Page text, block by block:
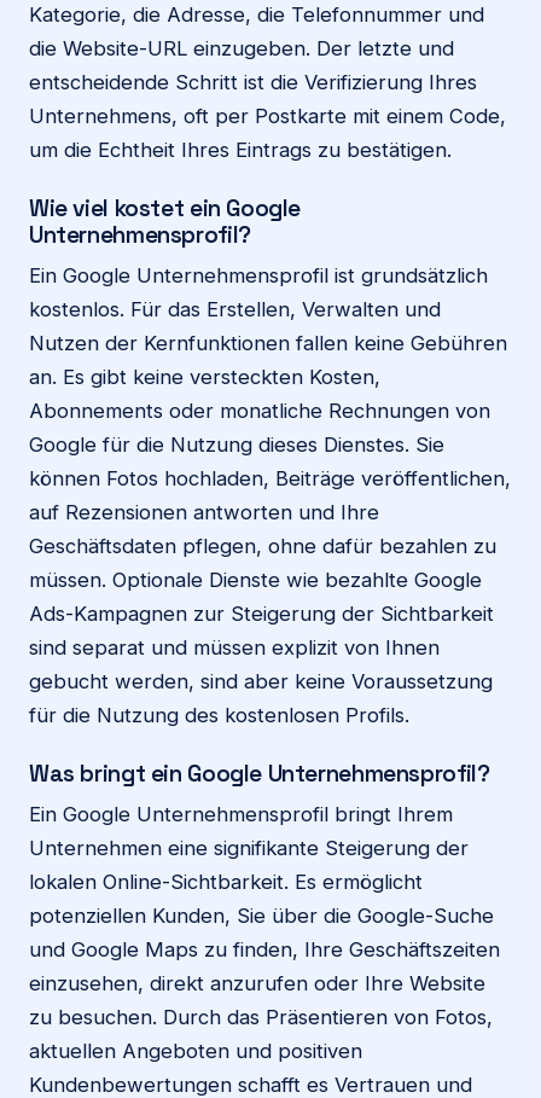
Kategorie, die Adresse, die Telefonnummer und
die Website-URL einzugeben. Der letzte und
entscheidende Schritt ist die Verifizierung Ihres
Unternehmens, oft per Postkarte mit einem Code,
um die Echtheit Ihres Eintrags zu bestätigen.
Wie viel kostet ein Google
Unternehmensprofil?
Ein Google Unternehmensprofil ist grundsätzlich
kostenlos. Für das Erstellen, Verwalten und
Nutzen der Kernfunktionen fallen keine Gebühren
an. Es gibt keine versteckten Kosten,
Abonnements oder monatliche Rechnungen von
Google für die Nutzung dieses Dienstes. Sie
können Fotos hochladen, Beiträge veröffentlichen,
auf Rezensionen antworten und Ihre
Geschäftsdaten pflegen, ohne dafür bezahlen zu
müssen. Optionale Dienste wie bezahlte Google
Ads-Kampagnen zur Steigerung der Sichtbarkeit
sind separat und müssen explizit von Ihnen
gebucht werden, sind aber keine Voraussetzung
für die Nutzung des kostenlosen Profils.
Was bringt ein Google Unternehmensprofil?
Ein Google Unternehmensprofil bringt Ihrem
Unternehmen eine signifikante Steigerung der
lokalen Online-Sichtbarkeit. Es ermöglicht
potenziellen Kunden, Sie über die Google-Suche
und Google Maps zu finden, Ihre Geschäftszeiten
einzusehen, direkt anzurufen oder Ihre Website
zu besuchen. Durch das Präsentieren von Fotos,
aktuellen Angeboten und positiven
Kundenbewertungen schafft es Vertrauen und